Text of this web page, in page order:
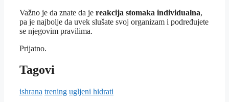
Važno je da znate da je reakcija stomaka individualna,
pa je najbolje da uvek slušate svoj organizam i podređujete
se njegovim pravilima.
Prijatno.
Tagovi
ishrana trening ugljeni hidrati